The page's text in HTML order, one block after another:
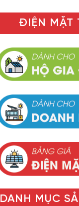
ĐIỆN MẶT
DANH MỤC